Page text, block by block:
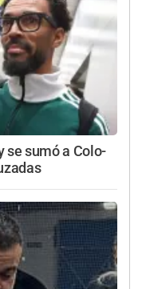
se sumó a Colo-